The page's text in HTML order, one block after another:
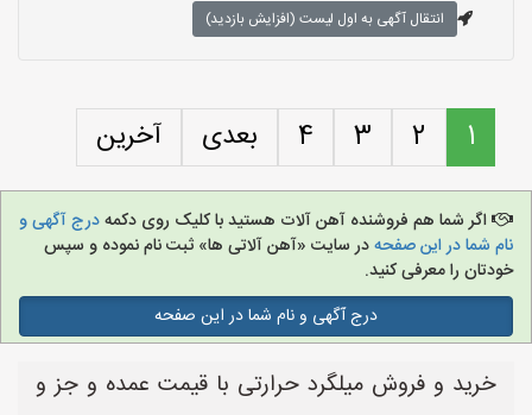
انتقال آگهی به اول لیست (افزایش بازدید)
1
2
3
4 بعدی آخرین
اگر شما هم فروشنده آهن آلات هستید با کلیک روی دکمهدرج آگهی و
نام شما در این صفحهدر سایت «آهن آلاتی ها» ثبت نام نموده و سپس
خودتان را معرفی کنید.
درج آگهی و نام شما در این صفحه
خرید و فروش میلگرد حرارتی با قیمت عمده و جز و